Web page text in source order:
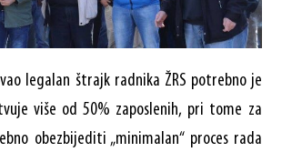
legalan štrajk radnika ŽRS potrebno je
više od 50% zaposlenih, pri tome za
obezbijediti „minimalan“ proces rada